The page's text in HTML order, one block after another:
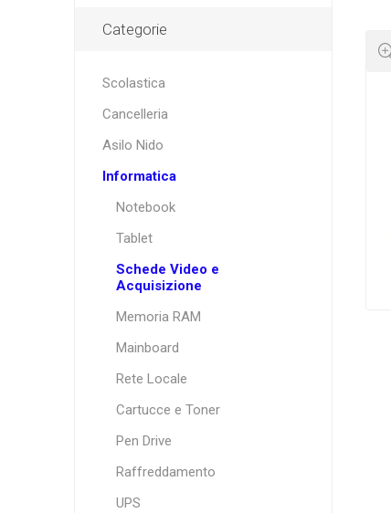
Categorie
Scolastica
Cancelleria
Asilo Nido
Informatica
Notebook
Tablet
Schede Video e
Acquisizione
Memoria RAM
Mainboard
Rete Locale
Cartucce e Toner
Pen Drive
Raffreddamento
UPS